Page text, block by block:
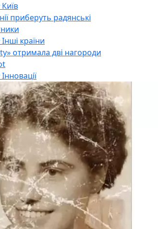
приберуть радянські
країни
отримала дві нагороди